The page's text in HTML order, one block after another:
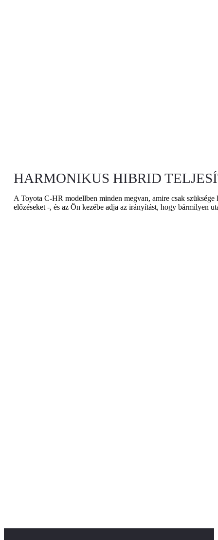
HARMONIKUS HIBRID
A Toyota C-HR modellben minden megvan, amire csak
előzéseket -, és az Ön kezébe adja az irányítást, hogy bármilyen